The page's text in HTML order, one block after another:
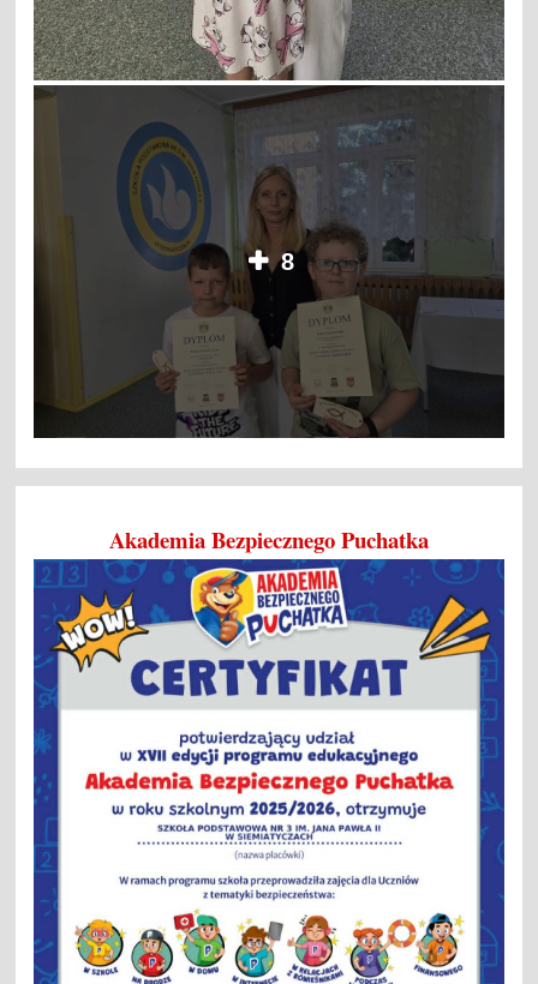
8
Akademia Bezpiecznego Puchatka